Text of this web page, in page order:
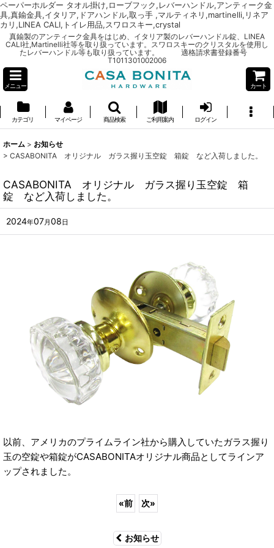
ペーパーホルダー タオル掛け,ローブフック,レバーハンドル,アンティーク金
具,真鍮金具,イタリア,ドアハンドル,取っ手 ,マルティネリ,martinelli,リネア
カリ,LINEA CALI,トイレ用品,スワロスキー,crystal
真鍮製のアンティーク金具をはじめ、イタリア製のレバーハンドル錠、LINEA
CALI社,Martinelli社等を取り扱っています。スワロスキーのクリスタルを使用し
たレバーハンドル等も取り扱っています。 適格請求書登録番号
T1011301002006
メニュー カート
カテゴリ マイページ 商品検索 ご利用案内 ログイン
ホーム > お知らせ
> CASABONITA オリジナル ガラス握り玉空錠 箱錠 など入荷しました。
CASABONITA オリジナル ガラス握り玉空錠 箱
錠 など入荷しました。
2024年07月08日
以前、アメリカのプライムライン社から購入していたガラス握り
玉の空錠や箱錠がCASABONITAオリジナル商品としてラインア
ップされました。
«前 次»
お知らせ